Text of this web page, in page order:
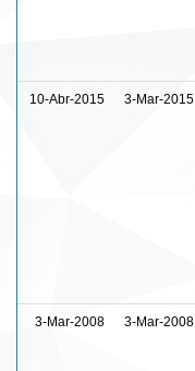
10-Abr-2015 3-Mar-2015
3-Mar-2008 3-Mar-2008